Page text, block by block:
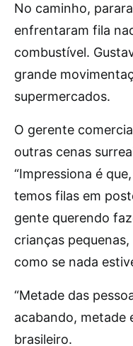
No caminho,
enfrentaram fila
combustível.
grande
supermercados.
O gerente
outras cenas
“Impressiona é
temos filas em
gente querendo
crianças pequenas,
como se nada
“Metade das
acabando, metade
brasileiro.